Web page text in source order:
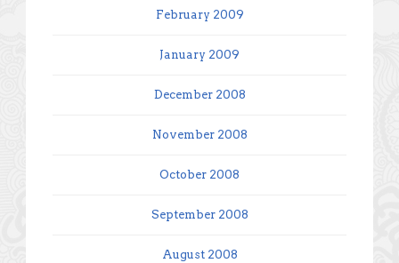
February 2009
January 2009
December 2008
November 2008
October 2008
September 2008
August 2008